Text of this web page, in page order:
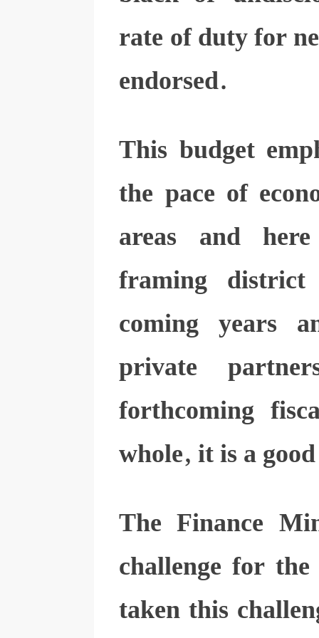
rate of duty for
endorsed.
This budget
the pace of
areas and
framing
coming years
private
forthcoming
whole, it is a
The Finance
challenge for
taken this